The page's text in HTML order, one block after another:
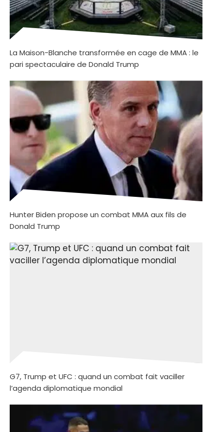
La Maison-Blanche transformée en cage de MMA : le
pari spectaculaire de Donald Trump
Hunter Biden propose un combat MMA aux fils de
Donald Trump
G7, Trump et UFC : quand un combat fait vaciller
l’agenda diplomatique mondial